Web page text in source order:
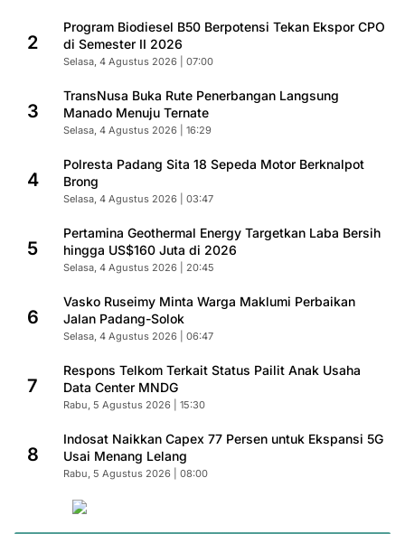
2
Program Biodiesel B50 Berpotensi Tekan Ekspor CPO
di Semester II 2026
Selasa, 4 Agustus 2026 | 07:00
3
TransNusa Buka Rute Penerbangan Langsung
Manado Menuju Ternate
Selasa, 4 Agustus 2026 | 16:29
4
Polresta Padang Sita 18 Sepeda Motor Berknalpot
Brong
Selasa, 4 Agustus 2026 | 03:47
5
Pertamina Geothermal Energy Targetkan Laba Bersih
hingga US$160 Juta di 2026
Selasa, 4 Agustus 2026 | 20:45
6
Vasko Ruseimy Minta Warga Maklumi Perbaikan
Jalan Padang-Solok
Selasa, 4 Agustus 2026 | 06:47
7
Respons Telkom Terkait Status Pailit Anak Usaha
Data Center MNDG
Rabu, 5 Agustus 2026 | 15:30
8
Indosat Naikkan Capex 77 Persen untuk Ekspansi 5G
Usai Menang Lelang
Rabu, 5 Agustus 2026 | 08:00